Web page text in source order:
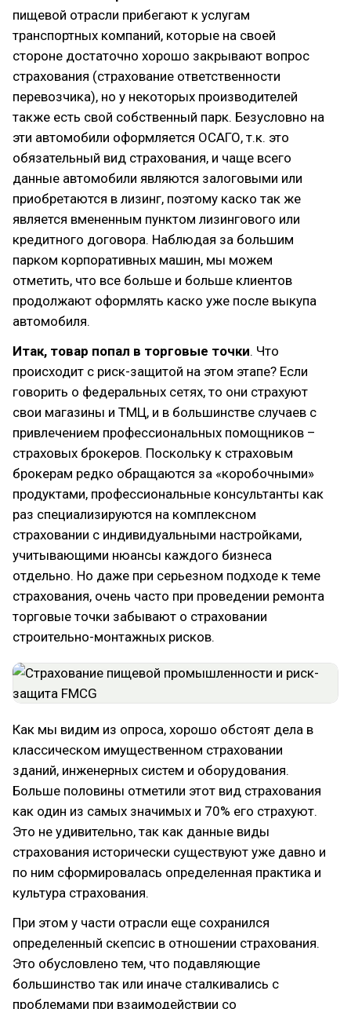
пищевой отрасли прибегают к услугам
транспортных компаний, которые на своей
стороне достаточно хорошо закрывают вопрос
страхования (страхование ответственности
перевозчика), но у некоторых производителей
также есть свой собственный парк. Безусловно на
эти автомобили оформляется ОСАГО, т.к. это
обязательный вид страхования, и чаще всего
данные автомобили являются залоговыми или
приобретаются в лизинг, поэтому каско так же
является вмененным пунктом лизингового или
кредитного договора. Наблюдая за большим
парком корпоративных машин, мы можем
отметить, что все больше и больше клиентов
продолжают оформлять каско уже после выкупа
автомобиля.
Итак, товар попал в торговые точки. Что
происходит с риск-защитой на этом этапе? Если
говорить о федеральных сетях, то они страхуют
свои магазины и ТМЦ, и в большинстве случаев с
привлечением профессиональных помощников –
страховых брокеров. Поскольку к страховым
брокерам редко обращаются за «коробочными»
продуктами, профессиональные консультанты как
раз специализируются на комплексном
страховании с индивидуальными настройками,
учитывающими нюансы каждого бизнеса
отдельно. Но даже при серьезном подходе к теме
страхования, очень часто при проведении ремонта
торговые точки забывают о страховании
строительно-монтажных рисков.
Как мы видим из опроса, хорошо обстоят дела в
классическом имущественном страховании
зданий, инженерных систем и оборудования.
Больше половины отметили этот вид страхования
как один из самых значимых и 70% его страхуют.
Это не удивительно, так как данные виды
страхования исторически существуют уже давно и
по ним сформировалась определенная практика и
культура страхования.
При этом у части отрасли еще сохранился
определенный скепсис в отношении страхования.
Это обусловлено тем, что подавляющие
большинство так или иначе сталкивались с
проблемами при взаимодействии со